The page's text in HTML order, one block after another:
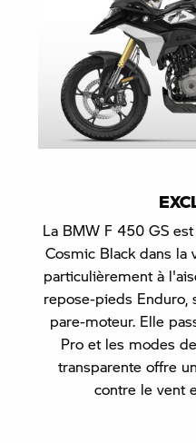
La BMW F 450 GS
Cosmic Black dans la
particulièrement à
repose-pieds Enduro,
pare-moteur. Elle
Pro et les modes
transparente offre
contre le vent